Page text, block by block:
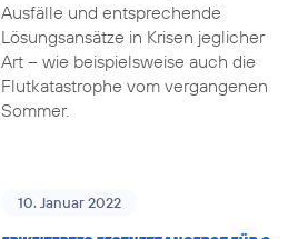
Ausfälle und entsprechende
Lösungsansätze in Krisen jeglicher
Art – wie beispielsweise auch die
Flutkatastrophe vom vergangenen
Sommer.
10. Januar 2022